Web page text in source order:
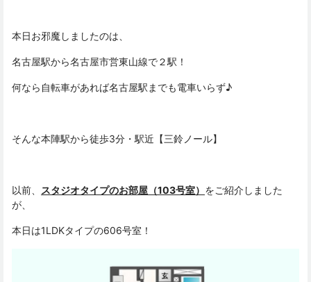
本日お邪魔しましたのは、
名古屋駅から名古屋市営東山線で２駅！
何なら自転車があれば名古屋駅までも電車いらず♪
そんな本陣駅から徒歩3分・駅近【三鈴ノール】
以前、 スタジオタイプのお部屋（103号室） をご紹介しました
が、
本日は1LDKタイプの606号室！